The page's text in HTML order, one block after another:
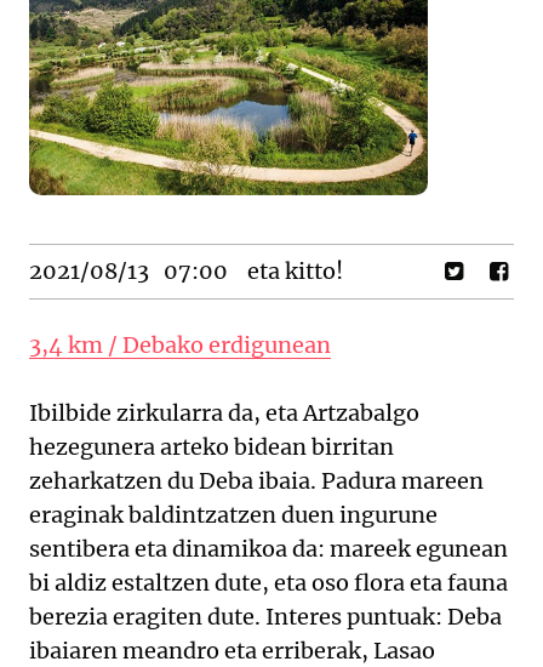
2021/08/13 07:00 eta kitto!
3,4 km / Debako erdigunean
Ibilbide zirkularra da, eta Artzabalgo
hezegunera arteko bidean birritan
zeharkatzen du Deba ibaia. Padura mareen
eraginak baldintzatzen duen ingurune
sentibera eta dinamikoa da: mareek egunean
bi aldiz estaltzen dute, eta oso flora eta fauna
berezia eragiten dute. Interes puntuak: Deba
ibaiaren meandro eta erriberak, Lasao